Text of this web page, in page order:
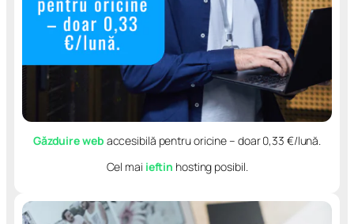
Găzduire web accesibilă pentru oricine – doar 0,33 €/lună.
Cel mai ieftin hosting posibil.